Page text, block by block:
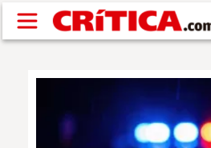
Pasar al contenido principal